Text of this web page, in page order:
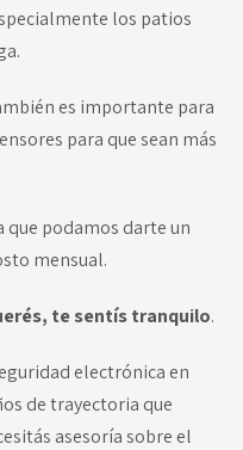
los patios
es importante para
para que sean más
que podamos darte un
mensual.
te sentís tranquilo.
electrónica en
de trayectoria que
asesoría sobre el